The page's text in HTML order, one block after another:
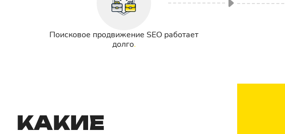
Поисковое продвижение SEO работает
долго
КАКИЕ